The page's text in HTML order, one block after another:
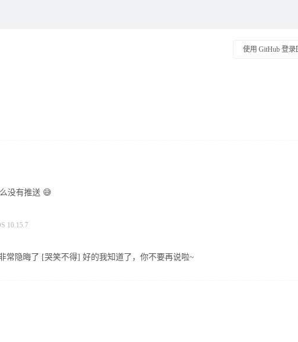
使用 GitHub 登录
没有推送 😅
10.15.7
常隐晦了 [哭笑不得] 好的我知道了，你不要再说啦~